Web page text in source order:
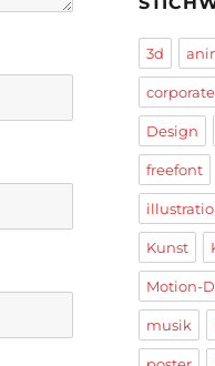
3d
Design
freefont
Kunst
Motion-
musik